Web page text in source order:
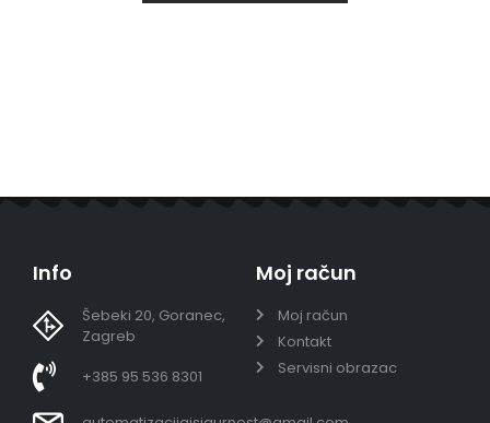
Info
Šebeki 20, Goranec,
Zagreb
+385 95 536 8301
Moj račun
Moj račun
Kontakt
Servisni obrazac